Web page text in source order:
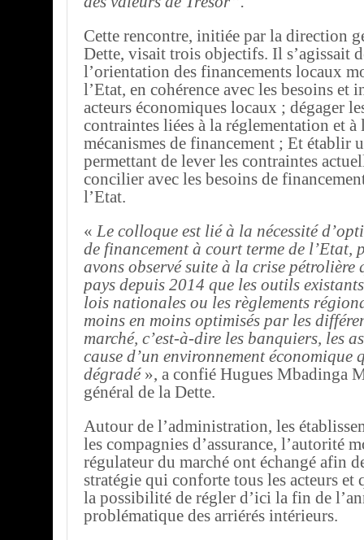
Cette rencontre, initiée par la direction
Dette, visait trois objectifs. Il s’agissait
l’orientation des financements locaux
l’Etat, en cohérence avec les besoins et
acteurs économiques locaux ; dégager
contraintes liées à la réglementation et à
mécanismes de financement ; Et établir
permettant de lever les contraintes
concilier avec les besoins de
l’Etat.
« Le colloque est lié à la nécessité
de financement à court terme de l’Etat,
avons observé suite à la crise pétrolière
pays depuis 2014 que les outils
lois nationales ou les règlements
moins en moins optimisés par les
marché, c’est-à-dire les banquiers, les
cause d’un environnement économique
dégradé», a confié Hugues Mbadinga
général de la Dette.
Autour de l’administration, les
les compagnies d’assurance, l’autorité
régulateur du marché ont échangé afin
stratégie qui conforte tous les acteurs et
la possibilité de régler d’ici la fin de
problématique des arriérés intérieurs.